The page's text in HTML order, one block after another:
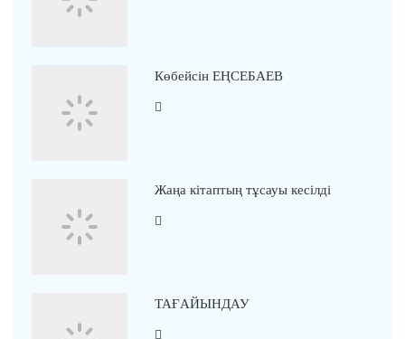
Көбейсін ЕҢСЕБАЕВ
Жаңа кітаптың тұсауы кесілді
ТАҒАЙЫНДАУ